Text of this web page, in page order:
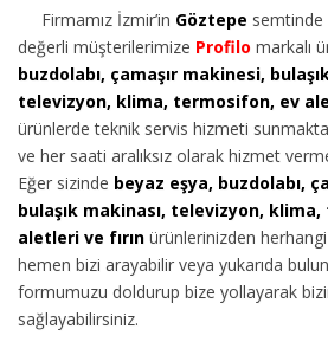
Firmamız İzmir’in Göztepe
değerli müşterilerimize Profilo markalı
buzdolabı, çamaşır makinesi,
televizyon, klima, termosifon, ev
ürünlerde teknik servis hizmeti
ve her saati aralıksız olarak hizmet
Eğer sizinde beyaz eşya, buzdolabı,
bulaşık makinası, televizyon,
aletleri ve fırın ürünlerinizden
hemen bizi arayabilir veya yukarıda
formumuzu doldurup bize yollayarak
sağlayabilirsiniz.